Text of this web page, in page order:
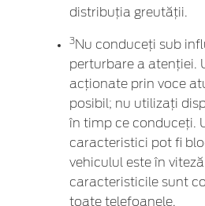
distribuția greutății.
3Nu conduceți sub
perturbare a atenției.
acționate prin voce
posibil; nu utilizați
în timp ce conduceți.
caracteristici pot fi
vehiculul este în
caracteristicile sunt
toate telefoanele.